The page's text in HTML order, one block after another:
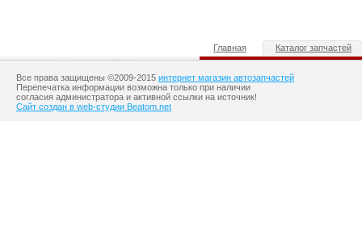
Главная Каталог запчастей
Все права защищены ©2009-2015 интернет магазин автозапчастей
Перепечатка информации возможна только при наличии
согласия администратора и активной ссылки на источник!
Сайт создан в web-студии Beatom.net